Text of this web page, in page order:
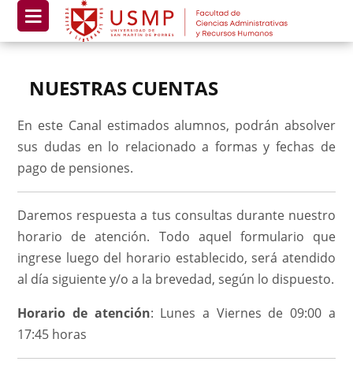
NUESTRAS CUENTAS
En este Canal estimados alumnos, podrán absolver
sus dudas en lo relacionado a formas y fechas de
pago de pensiones.
Daremos respuesta a tus consultas durante nuestro
horario de atención. Todo aquel formulario que
ingrese luego del horario establecido, será atendido
al día siguiente y/o a la brevedad, según lo dispuesto.
Horario de atención: Lunes a Viernes de 09:00 a
17:45 horas